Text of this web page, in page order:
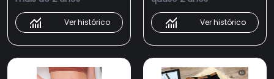
Ver histórico Ver histórico